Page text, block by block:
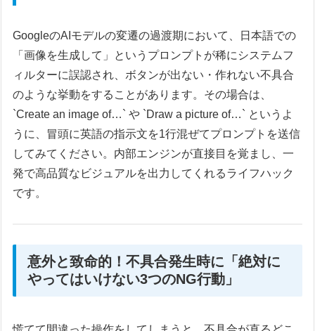
GoogleのAIモデルの変遷の過渡期において、日本語での
「画像を生成して」というプロンプトが稀にシステムフ
ィルターに誤認され、ボタンが出ない・作れない不具合
のような挙動をすることがあります。その場合は、
`Create an image of…` や `Draw a picture of…` というよ
うに、冒頭に英語の指示文を1行混ぜてプロンプトを送信
してみてください。内部エンジンが直接目を覚まし、一
発で高品質なビジュアルを出力してくれるライフハック
です。
意外と致命的！不具合発生時に「絶対に
やってはいけない3つのNG行動」